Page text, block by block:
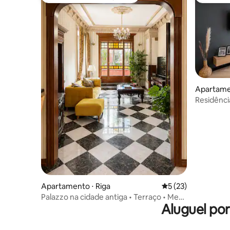
Apartamento ⋅ Riga 5 de uma avaliação
5 (23)
Palazzo na cidade antiga • Terraço • Mesa
Aluguel